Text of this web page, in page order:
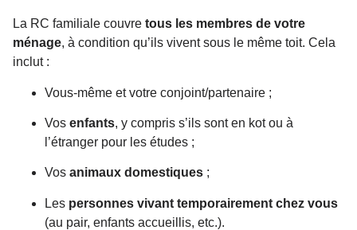
La RC familiale couvre tous les membres de votre
ménage, à condition qu’ils vivent sous le même toit. Cela
inclut :
Vous-même et votre conjoint/partenaire ;
Vos enfants, y compris s’ils sont en kot ou à
l’étranger pour les études ;
Vos animaux domestiques ;
Les personnes vivant temporairement chez vous
(au pair, enfants accueillis, etc.).